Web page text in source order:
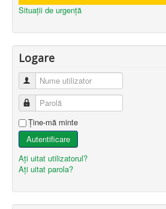
Situații de urgență
Logare
Nume utilizator
Parolă
Ţine-mă minte
Autentificare
Aţi uitat utilizatorul?
Aţi uitat parola?